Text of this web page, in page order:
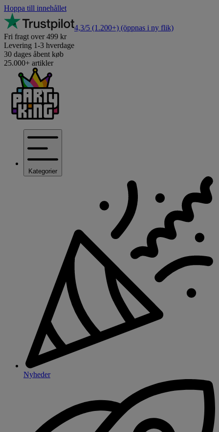
Hoppa till innehållet
4,3/5 (1.200+) (öppnas i ny flik)
Fri fragt over 499 kr
Levering 1-3 hverdage
30 dages åbent køb
25.000+ artikler
Kategorier
Nyheder